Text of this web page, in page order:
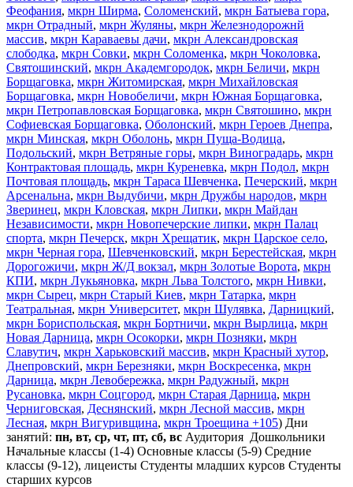
Феофания, мкрн Ширма, Соломенский, мкрн Батыева гора,
мкрн Отрадный, мкрн Жуляны, мкрн Железнодорожнй
массив, мкрн Караваевы дачи, мкрн Александровская
слободка, мкрн Совки, мкрн Соломенка, мкрн Чоколовка,
Святошинский, мкрн Академгородок, мкрн Беличи, мкрн
Борщаговка, мкрн Житомирская, мкрн Михайловская
Борщаговка, мкрн Новобеличи, мкрн Южная Борщаговка,
мкрн Петропавловская Борщаговка, мкрн Святошино, мкрн
Софиевская Борщаговка, Оболонский, мкрн Героев Днепра,
мкрн Минская, мкрн Оболонь, мкрн Пуща-Водица,
Подольский, мкрн Ветряные горы, мкрн Виноградарь, мкрн
Контрактовая площадь, мкрн Куреневка, мкрн Подол, мкрн
Почтовая площадь, мкрн Тараса Шевченка, Печерский, мкрн
Арсенальна, мкрн Выдубичи, мкрн Дружбы народов, мкрн
Зверинец, мкрн Кловская, мкрн Липки, мкрн Майдан
Независимости, мкрн Новопечерские липки, мкрн Палац
спорта, мкрн Печерск, мкрн Хрещатик, мкрн Царское село,
мкрн Черная гора, Шевченковский, мкрн Берестейская, мкрн
Дорогожичи, мкрн Ж/Д вокзал, мкрн Золотые Ворота, мкрн
КПИ, мкрн Лукьяновка, мкрн Льва Толстого, мкрн Нивки,
мкрн Сырец, мкрн Старый Киев, мкрн Татарка, мкрн
Театральная, мкрн Университет, мкрн Шулявка, Дарницкий,
мкрн Бориспольская, мкрн Бортничи, мкрн Вырлица, мкрн
Новая Дарница, мкрн Осокорки, мкрн Позняки, мкрн
Славутич, мкрн Харьковский массив, мкрн Красный хутор,
Днепровский, мкрн Березняки, мкрн Воскресенка, мкрн
Дарница, мкрн Левобережка, мкрн Радужный, мкрн
Русановка, мкрн Соцгород, мкрн Старая Дарница, мкрн
Черниговская, Деснянский, мкрн Лесной массив, мкрн
Лесная, мкрн Вигуривщина, мкрн Троещина +105) Дни
занятий: пн, вт, ср, чт, пт, сб, вс Аудитория Дошкольники
Начальные классы (1-4) Основные классы (5-9) Средние
классы (9-12), лицеисты Студенты младших курсов Студенты
старших курсов